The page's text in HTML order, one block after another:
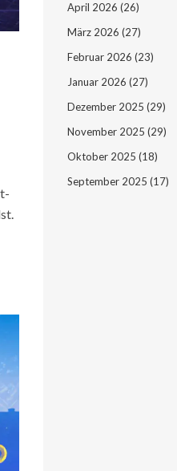
April 2026 (26)
März 2026 (27)
Februar 2026 (23)
Januar 2026 (27)
Dezember 2025 (29)
November 2025 (29)
Oktober 2025 (18)
September 2025 (17)